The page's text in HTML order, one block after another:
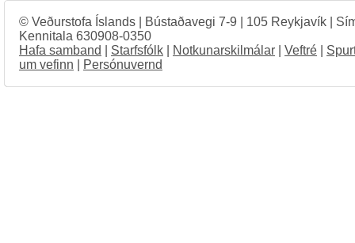
© Veðurstofa Íslands | Bústaðavegi 7-9 | 105 Reykjavík |
Kennitala 630908-0350
Hafa samband
Starfsfólk Notkunarskilmálar Veftré
um vefinn
Persónuvernd